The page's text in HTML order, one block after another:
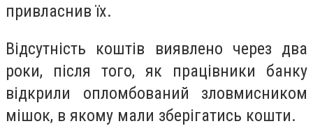
привласнив їх.
Відсутність коштів виявлено через два
роки, після того, як працівники банку
відкрили опломбований зловмисником
мішок, в якому мали зберігатись кошти.